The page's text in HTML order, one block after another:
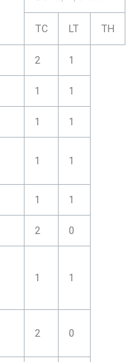
TC LT TH
2 1
1 1
1 1
1 1
1 1
2 0
1 1
2 0